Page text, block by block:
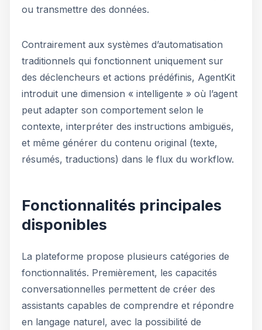
ou transmettre des données.
Contrairement aux systèmes d’automatisation
traditionnels qui fonctionnent uniquement sur
des déclencheurs et actions prédéfinis, AgentKit
introduit une dimension « intelligente » où l’agent
peut adapter son comportement selon le
contexte, interpréter des instructions ambiguës,
et même générer du contenu original (texte,
résumés, traductions) dans le flux du workflow.
Fonctionnalités principales
disponibles
La plateforme propose plusieurs catégories de
fonctionnalités. Premièrement, les capacités
conversationnelles permettent de créer des
assistants capables de comprendre et répondre
en langage naturel, avec la possibilité de